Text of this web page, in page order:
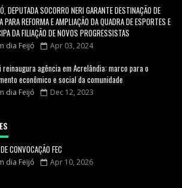
DEPUTADA SOCORRO NERI GARANTE DESTINAÇÃO DE
PARA REFORMA E AMPLIAÇÃO DA QUADRA DE ESPORTES E
DA FILIAÇÃO DE NOVOS PROGRESSISTAS
dia Feijó Apr 03, 2024
agência em Acrelândia: marco para o
econômico e social da comunidade
dia Feijó Dec 12, 2023
CONVOCAÇÃO FEC
dia Feijó Apr 10, 2026